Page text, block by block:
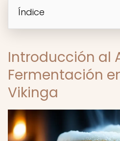
Índice
Introducción al
Fermentación
Vikinga